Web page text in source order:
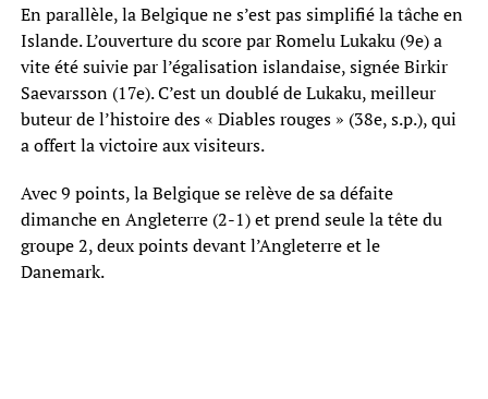
En parallèle, la Belgique ne s’est pas simplifié la tâche en
Islande. L’ouverture du score par Romelu Lukaku (9e) a
vite été suivie par l’égalisation islandaise, signée Birkir
Saevarsson (17e). C’est un doublé de Lukaku, meilleur
buteur de l’histoire des « Diables rouges » (38e, s.p.), qui
a offert la victoire aux visiteurs.
Avec 9 points, la Belgique se relève de sa défaite
dimanche en Angleterre (2-1) et prend seule la tête du
groupe 2, deux points devant l’Angleterre et le
Danemark.